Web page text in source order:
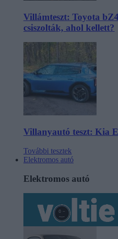
Villámteszt: Toyota
csiszolták, ahol kellett?
Villanyautó teszt: Kia
További tesztek
Elektromos autó
Elektromos autó